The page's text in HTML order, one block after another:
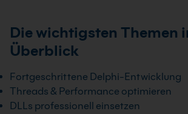
Die wichtigsten Themen
Überblick
Fortgeschrittene Delphi-Entwicklung
Threads & Performance optimieren
DLLs professionell einsetzen